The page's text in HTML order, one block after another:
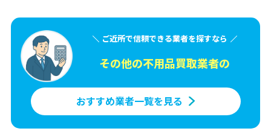
ご近所で信頼できる業者を探すなら
その他の不用品買取業者の
おすすめ業者一覧を見る